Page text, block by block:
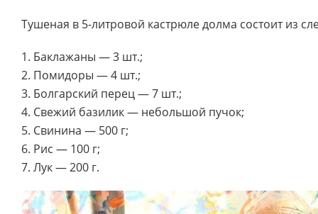
Тушеная в 5-литровой кастрюле долма состоит из
1. Баклажаны — 3 шт.;
2. Помидоры — 4 шт.;
3. Болгарский перец — 7 шт.;
4. Свежий базилик — небольшой пучок;
5. Свинина — 500 г;
6. Рис — 100 г;
7. Лук — 200 г.